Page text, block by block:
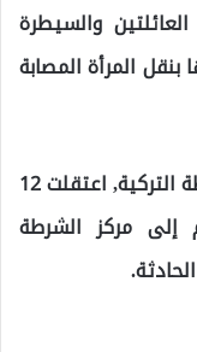
والسيطرة
المرأة المصابة
وعقب تحقيقات مبدأية قامت بها الشرطة التركية, اعتقلت 12
مركز الشرطة